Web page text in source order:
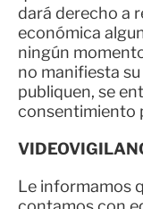
dará derecho a
económica
ningún
no manifiesta
publiquen, se
consentimiento
Le informamos